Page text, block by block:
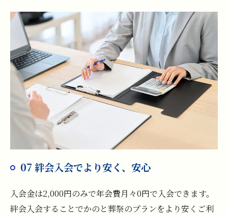
07 絆会入会でより安く、安心
入会金は2,000円のみで年会費月々0円で入会できます。
絆会入会することでかのと葬祭のプランをより安くご利